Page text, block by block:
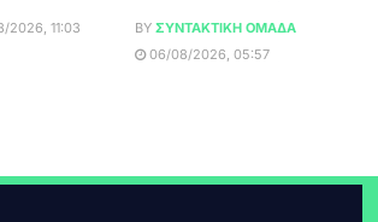
2026, 11:03 BY ΣΥΝΤΑΚΤΙΚΉ ΟΜΆΔΑ
06/08/2026, 05:57